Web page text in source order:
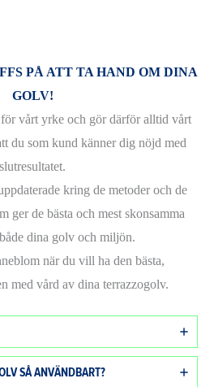
PÅ ATT TA HAND OM DINA
GOLV!
vårt yrke och gör därför alltid vårt
du som kund känner dig nöjd med
slutresultatet.
kring de metoder och de
ger de bästa och mest skonsamma
dina golv och miljön.
när du vill ha den bästa,
med vård av dina terrazzogolv.
SÅ ANVÄNDBART?